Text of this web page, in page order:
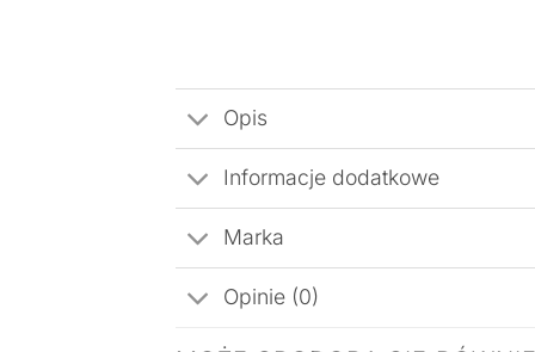
Opis
Informacje dodatkowe
Marka
Opinie (0)